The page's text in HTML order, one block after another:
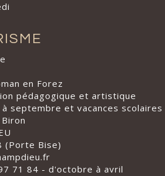
en Forez
pédagogique et artistique
septembre et vacances scolaires
(Porte Bise)
71 84 - d'octobre à avril